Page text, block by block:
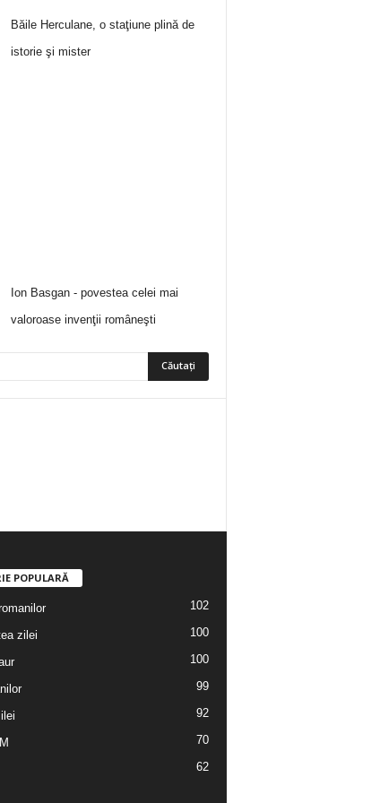
Băile Herculane, o staţiune plină de
istorie şi mister
Ion Basgan - povestea celei mai
valoroase invenţii româneşti
POPULARĂ
102
zilei 100
100
99
92
70
62